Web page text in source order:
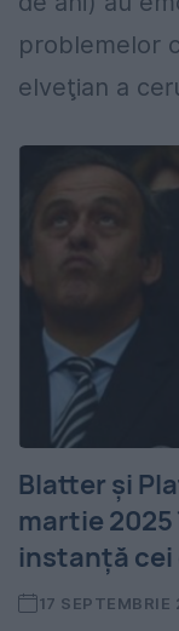
problemelor
elveţian a
Blatter și
martie 2025
instanță
17 SEPTEMBRIE